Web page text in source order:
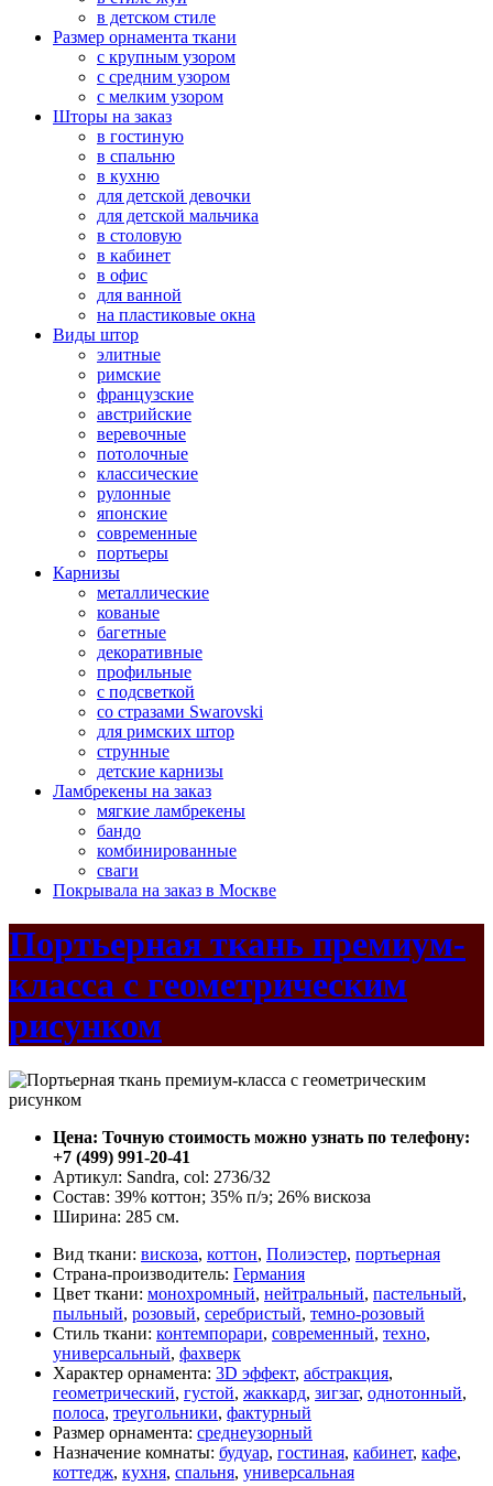
в детском стиле
Размер орнамента ткани
с крупным узором
с средним узором
с мелким узором
Шторы на заказ
в гостиную
в спальню
в кухню
для детской девочки
для детской мальчика
в столовую
в кабинет
в офис
для ванной
на пластиковые окна
Виды штор
элитные
римские
французские
австрийские
веревочные
потолочные
классические
рулонные
японские
современные
портьеры
Карнизы
металлические
кованые
багетные
декоративные
профильные
с подсветкой
со стразами Swarovski
для римских штор
струнные
детские карнизы
Ламбрекены на заказ
мягкие ламбрекены
бандо
комбинированные
сваги
Покрывала на заказ в Москве
Портьерная ткань премиум-
класса с геометрическим
рисунком
Цена: Точную стоимость можно узнать по телефону:
+7 (499) 991-20-41
Артикул: Sandra, col: 2736/32
Состав: 39% коттон; 35% п/э; 26% вискоза
Ширина: 285 см.
Вид ткани: вискоза, коттон, Полиэстер, портьерная
Страна-производитель: Германия
Цвет ткани: монохромный, нейтральный, пастельный,
пыльный, розовый, серебристый, темно-розовый
Стиль ткани: контемпорари, современный, техно,
универсальный, фахверк
Характер орнамента: 3D эффект, абстракция,
геометрический, густой, жаккард, зигзаг, однотонный,
полоса, треугольники, фактурный
Размер орнамента: среднеузорный
Назначение комнаты: будуар, гостиная, кабинет, кафе,
коттедж, кухня, спальня, универсальная